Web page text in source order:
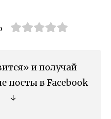
и получай
посты в Facebook
↓